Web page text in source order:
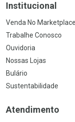
Institucional
Venda No Marketplace
Trabalhe Conosco
Ouvidoria
Nossas Lojas
Bulário
Sustentabilidade
Atendimento